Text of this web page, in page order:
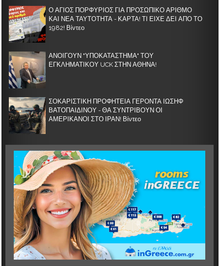
Ο ΑΓΙΟΣ ΠΟΡΦΥΡΙΟΣ ΓΙΑ ΠΡΟΣΩΠΙΚΟ ΑΡΙΘΜΟ
ΚΑΙ ΝΕΑ ΤΑΥΤΟΤΗΤΑ - ΚΑΡΤΑ! ΤΙ ΕΙΧΕ ΔΕΙ ΑΠΟ ΤΟ
1982! Βίντεο
ΑΝΟΙΓΟΥΝ "ΥΠΟΚΑΤΑΣΤΗΜΑ" ΤΟΥ
ΕΓΚΛΗΜΑΤΙΚΟΥ UCK ΣΤΗΝ ΑΘΗΝΑ!
ΣΟΚΑΡΙΣΤΙΚΗ ΠΡΟΦΗΤΕΙΑ ΓΕΡΟΝΤΑ ΙΩΣΗΦ
ΒΑΤΟΠΑΙΔΙΝΟΥ - ΘΑ ΣΥΝΤΡΙΒΟΥΝ ΟΙ
ΑΜΕΡΙΚΑΝΟΙ ΣΤΟ ΙΡΑΝ! Βίντεο